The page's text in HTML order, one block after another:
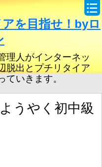
を目指せ！byロ
理人がインターネッ
脱出とプチリタイア
ていきます。
うやく初中級